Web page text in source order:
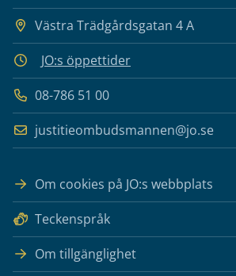
Västra Trädgårdsgatan 4 A
JO:s öppettider
08-786 51 00
justitieombudsmannen@jo.se
Om cookies på JO:s webbplats
Teckenspråk
Om tillgänglighet